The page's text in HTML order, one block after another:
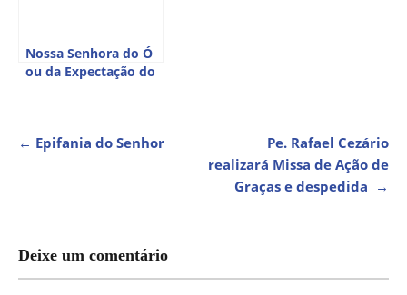
Nossa Senhora do Ó
ou da Expectação do
NAVEGAÇÃO
← Epifania do Senhor
Pe. Rafael Cezário
realizará Missa de Ação de
Graças e despedida →
Deixe um comentário